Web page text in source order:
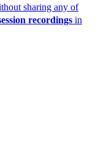
sharing any of
recordings in